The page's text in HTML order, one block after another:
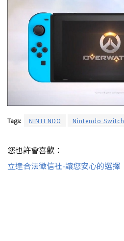
Tags: NINTENDO Nintendo Switch
您也許會喜歡：
立達合法徵信社-讓您安心的選擇